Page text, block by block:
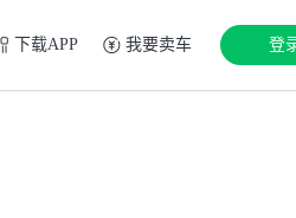
下载APP 我要卖车 登